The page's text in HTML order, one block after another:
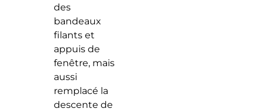
des
bandeaux
filants et
appuis de
fenêtre, mais
aussi
remplacé la
descente de